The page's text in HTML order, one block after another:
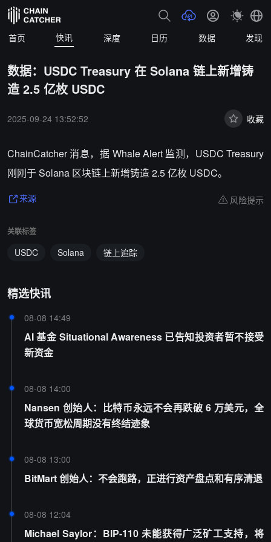
首页 快讯 深度 日历 数据 发现
数据：USDC Treasury 在 Solana 链上新增铸
造 2.5 亿枚 USDC
2025-09-24 13:52:52 收藏
ChainCatcher 消息，据 Whale Alert 监测，USDC Treasury
刚刚于 Solana 区块链上新增铸造 2.5 亿枚 USDC。
来源 风险提示
关联标签
USDC Solana 链上追踪
精选快讯
08-08 14:49
AI 基金 Situational Awareness 已告知投资者暂不接受
新资金
08-08 14:00
Nansen 创始人：比特币永远不会再跌破 6 万美元，全
球货币宽松周期没有终结迹象
08-08 13:00
BitMart 创始人：不会跑路，正进行资产盘点和有序清退
08-08 12:04
Michael Saylor：BIP-110 未能获得广泛矿工支持，将